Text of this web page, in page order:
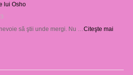
lui Osho
să ştii unde mergi. Nu … Citeşte mai